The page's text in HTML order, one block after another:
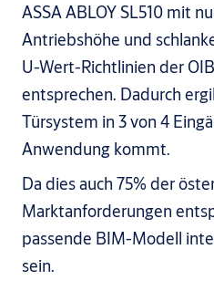
ASSA ABLOY SL510 mit
Antriebshöhe und
U-Wert-Richtlinien der
entsprechen. Dadurch
Türsystem in 3 von 4
Anwendung kommt.
Da dies auch 75% der
Marktanforderungen
passende BIM-Modell
sein.